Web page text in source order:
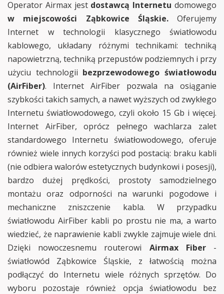
Operator Airmax jest dostawcą Internetu domowego
w miejscowości Ząbkowice Śląskie.Oferujemy
Internet w technologii klasycznego światłowodu
kablowego, układany różnymi technikami: techniką
napowietrzną, techniką przepustów podziemnych i przy
użyciu technologii bezprzewodowego światłowodu
(AirFiber). Internet AirFiber pozwala na osiąganie
szybkości takich samych, a nawet wyższych od zwykłego
Internetu światłowodowego, czyli około 15 Gb i więcej.
Internet AirFiber, oprócz pełnego wachlarza zalet
standardowego Internetu światłowodowego, oferuje
również wiele innych korzyści pod postacią: braku kabli
(nie odbiera walorów estetycznych budynkowi i posesji),
bardzo dużej prędkości, prostoty samodzielnego
montażu oraz odporności na warunki pogodowe i
mechaniczne zniszczenie kabla. W przypadku
światłowodu AirFiber kabli po prostu nie ma, a warto
wiedzieć, że naprawienie kabli zwykle zajmuje wiele dni.
Dzięki nowoczesnemu routerowi Airmax Fiber-
światłowód Ząbkowice Śląskie, z łatwością można
podłączyć do Internetu wiele różnych sprzętów. Do
wyboru pozostaje również opcja światłowodu bez